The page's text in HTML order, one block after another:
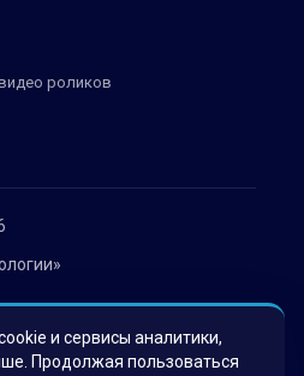
402
роликов
и сервисы аналитики,
Продолжая пользоваться